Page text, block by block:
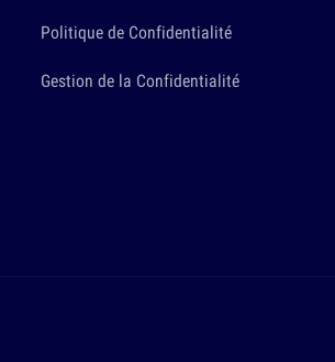
Politique de Confidentialité
Gestion de la Confidentialité